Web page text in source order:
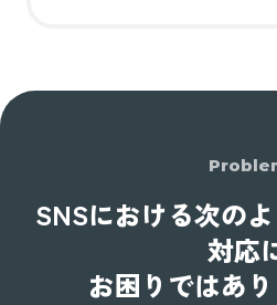
SNSにおける次の
対応
お困りではあ